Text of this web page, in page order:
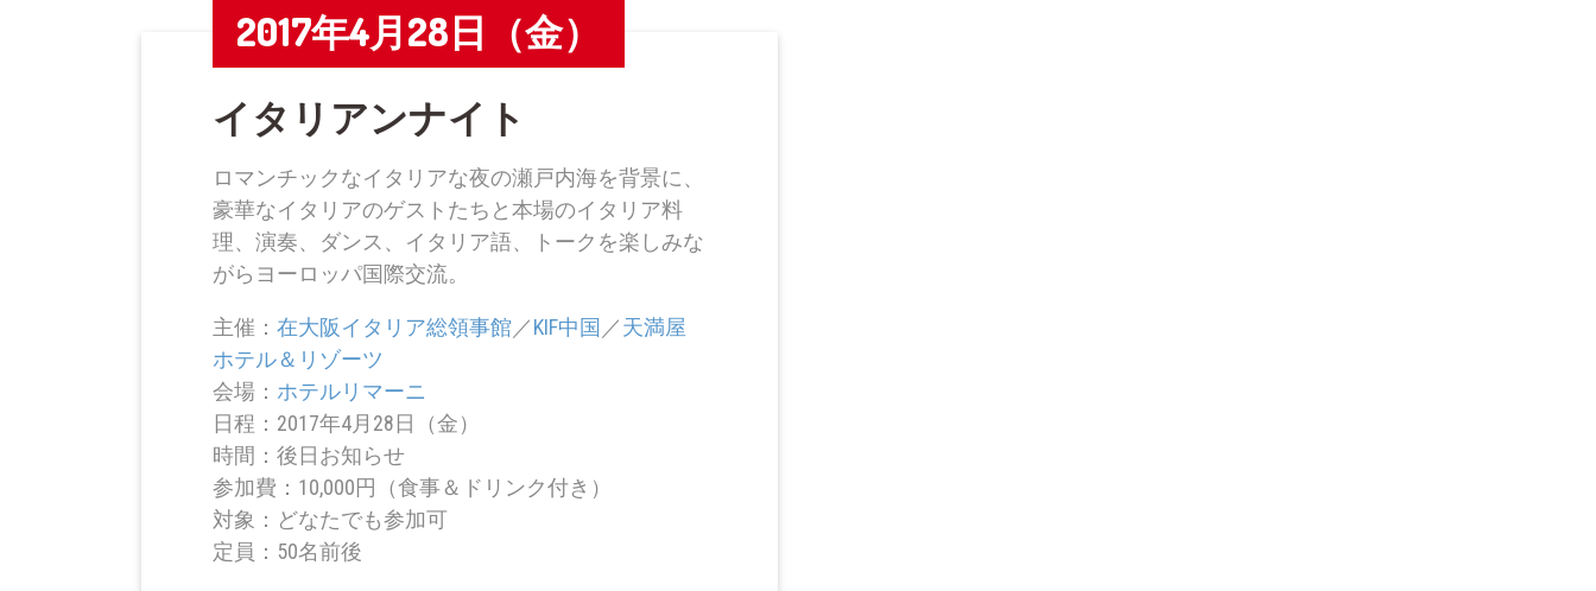
2017年4月28日（金）
イタリアンナイト
ロマンチックなイタリアな夜の瀬戸内海を背景に、
豪華なイタリアのゲストたちと本場のイタリア料
理、演奏、ダンス、イタリア語、トークを楽しみな
がらヨーロッパ国際交流。
主催： 在大阪イタリア総領事館／KIF中国 ／天満屋
ホテル＆リゾーツ
会場： ホテルリマーニ
日程：2017年4月28日（金）
時間：後日お知らせ
参加費：10,000円（食事＆ドリンク付き）
対象：どなたでも参加可
定員：50名前後